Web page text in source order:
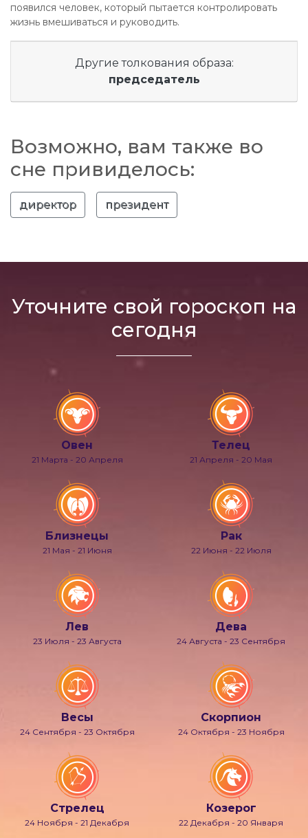
появился человек, который пытается контролировать
жизнь вмешиваться и руководить.
Другие толкования образа:
председатель
Возможно, вам также во
сне привиделось:
директор президент
Уточните свой гороскоп на
сегодня
Овен
21 Марта - 20 Апреля
Телец
21 Апреля - 20 Мая
Близнецы
21 Мая - 21 Июня
Рак
22 Июня - 22 Июля
Лев
23 Июля - 23 Августа
Дева
24 Августа - 23 Сентября
Весы
24 Сентября - 23 Октября
Скорпион
24 Октября - 23 Ноября
Стрелец
24 Ноября - 21 Декабря
Козерог
22 Декабря - 20 Января